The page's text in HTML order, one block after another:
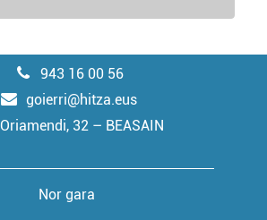
943 16 00 56
goierri@hitza.eus
Oriamendi, 32 – BEASAIN
Nor gara